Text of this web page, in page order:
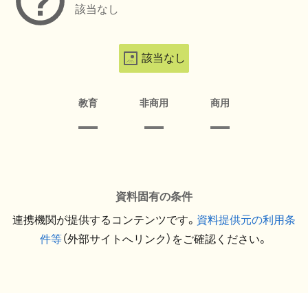
該当なし
該当なし
教育 非商用 商用
資料固有の条件
連携機関が提供するコンテンツです。 資料提供元の利用条
件等（外部サイトへリンク）をご確認ください。